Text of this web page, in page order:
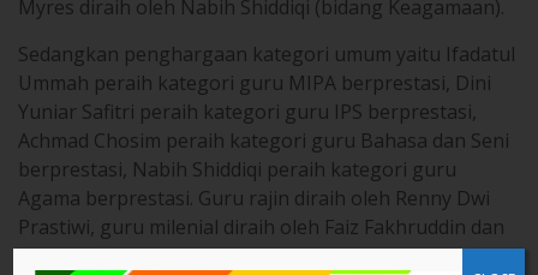
Ummah peraih kategori guru MIPA berprestasi, Dini
Yuniar Safitri peraih kategori guru IPS berprestasi,
Achmad Chosim peraih kategori guru Bahasa dan Seni
berprestasi, Nabih Shiddiqi peraih kategori guru
Agama berprestasi. Guru rajin diraih oleh Renny Dwi
Prastiwi, guru milenial diraih oleh Faiz Fakhruddin dan
guru humoris diraih oleh Rikza Baroroh.